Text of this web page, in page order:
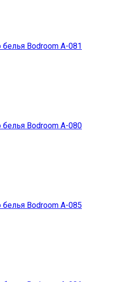
Bodroom A-081
Bodroom A-080
Bodroom A-085